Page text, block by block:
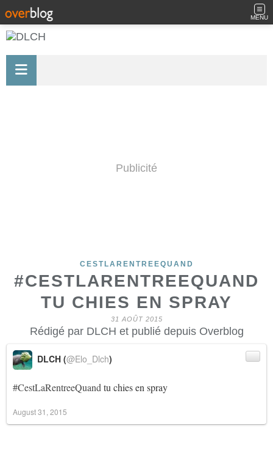
MENU
Publicité
CESTLARENTREEQUAND
#CESTLARENTREEQUAND
TU CHIES EN SPRAY
31 AOÛT 2015
Rédigé par DLCH et publié depuis Overblog
#CestLaRentreeQuand tu chies en spray
DLCH (@Elo_Dlch)
August 31, 2015